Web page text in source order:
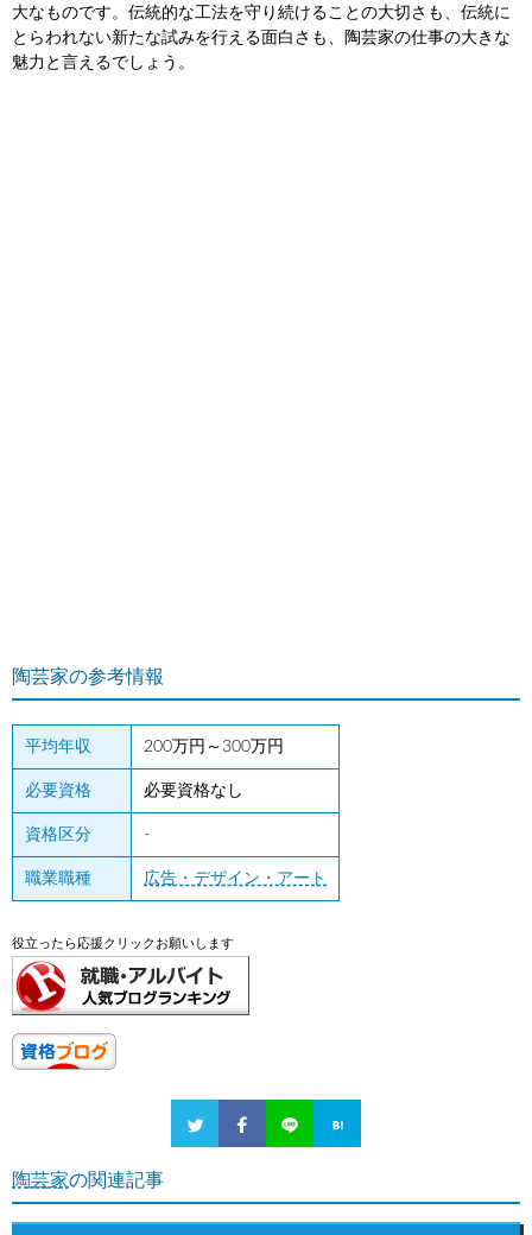
大なものです。伝統的な工法を守り続けることの大切さも、伝統に
とらわれない新たな試みを行える面白さも、陶芸家の仕事の大きな
魅力と言えるでしょう。
陶芸家の参考情報
平均年収 200万円～300万円
必要資格 必要資格なし
資格区分 -
職業職種 広告・デザイン・アート
役立ったら応援クリックお願いします
陶芸家の関連記事